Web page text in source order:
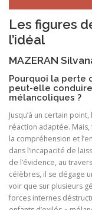
Les figures
l’idéal
MAZERAN
Pourquoi la perte
peut-elle
mélancoliques ?
Jusqu’à un certain
réaction adaptée.
la compréhension et
dans l’incapacité de
de l’évidence, au
célèbres, il se dégage
voir que sur plusieurs
forces internes